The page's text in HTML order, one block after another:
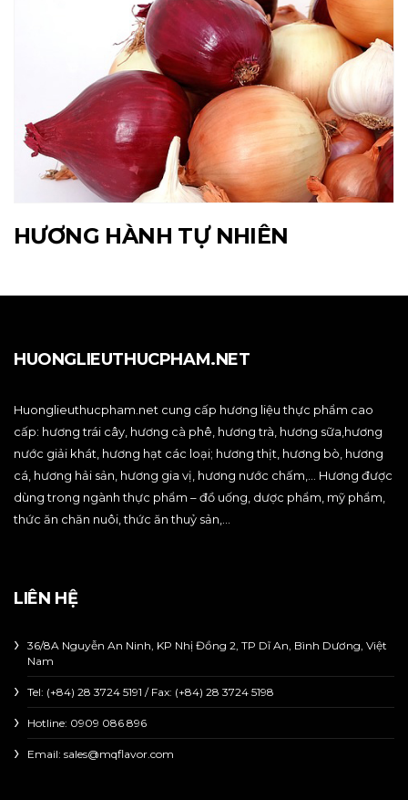
HƯƠNG HÀNH TỰ NHIÊN
HUONGLIEUTHUCPHAM.NET
Huonglieuthucpham.net cung cấp hương liệu thực phẩm cao
cấp: hương trái cây, hương cà phê, hương trà, hương sữa,hương
nước giải khát, hương hạt các loại; hương thịt, hương bò, hương
cá, hương hải sản, hương gia vị, hương nước chấm,… Hương được
dùng trong ngành thực phẩm – đồ uống, dược phẩm, mỹ phẩm,
thức ăn chăn nuôi, thức ăn thuỷ sản,…
LIÊN HỆ
36/8A Nguyễn An Ninh, KP Nhị Đồng 2, TP Dĩ An, Bình Dương, Việt
Nam
Tel: (+84) 28 3724 5191 / Fax: (+84) 28 3724 5198
Hotline: 0909 086 896
Email: sales@mqflavor.com